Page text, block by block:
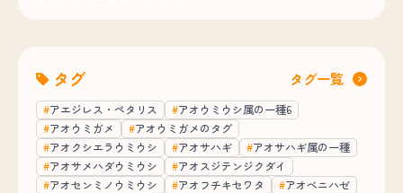
タグ タグ一覧
アエジレス・ペタリス
アオウミウシ属の一種6
アオウミガメ
アオウミガメのタグ
アオクシエラウミウシ
アオサハギ
アオサハギ属の一種
アオサメハダウミウシ
アオスジテンジクダイ
アオセンミノウミウシ
アオフチキセワタ
アオベニハゼ